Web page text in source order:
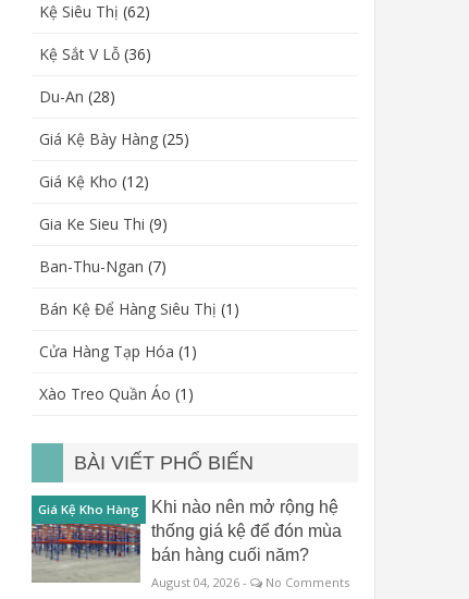
Kệ Siêu Thị (62)
Kệ Sắt V Lỗ (36)
Du-An (28)
Giá Kệ Bày Hàng (25)
Giá Kệ Kho (12)
Gia Ke Sieu Thi (9)
Ban-Thu-Ngan (7)
Bán Kệ Để Hàng Siêu Thị (1)
Cửa Hàng Tạp Hóa (1)
Xào Treo Quần Áo (1)
BÀI VIẾT PHỔ BIẾN
Giá Kệ Kho Hàng
Khi nào nên mở rộng hệ
thống giá kệ để đón mùa
bán hàng cuối năm?
August 04, 2026 - No Comments